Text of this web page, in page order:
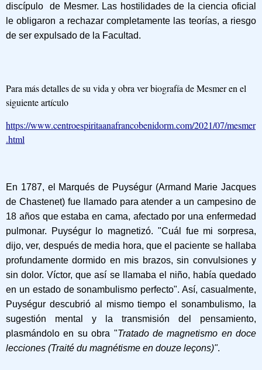
discípulo de Mesmer. Las hostilidades de la ciencia oficial
le obligaron a rechazar completamente las teorías, a riesgo
de ser expulsado de la Facultad.
Para más detalles de su vida y obra ver biografía de Mesmer en el
siguiente artículo
https://www.centroespiritaanafrancobenidorm.com/2021/07/mesmer
.html
En 1787, el Marqués de Puységur (Armand Marie Jacques
de Chastenet) fue llamado para atender a un campesino de
18 años que estaba en cama, afectado por una enfermedad
pulmonar. Puységur lo magnetizó. "Cuál fue mi sorpresa,
dijo, ver, después de media hora, que el paciente se hallaba
profundamente dormido en mis brazos, sin convulsiones y
sin dolor. Víctor, que así se llamaba el niño, había quedado
en un estado de sonambulismo perfecto". Así, casualmente,
Puységur descubrió al mismo tiempo el sonambulismo, la
sugestión mental y la transmisión del pensamiento,
plasmándolo en su obra "Tratado de magnetismo en doce
lecciones (Traité du magnétisme en douze leçons)".